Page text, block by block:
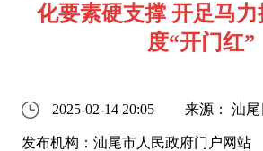
化要素硬支撑 开足马
度“开门红”
2025-02-14 20:05 来源： 汕尾
发布机构：汕尾市人民政府门户网站